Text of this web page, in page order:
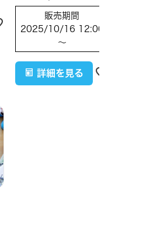
販売期間
2025/10/16 12:00
〜
詳細を見る